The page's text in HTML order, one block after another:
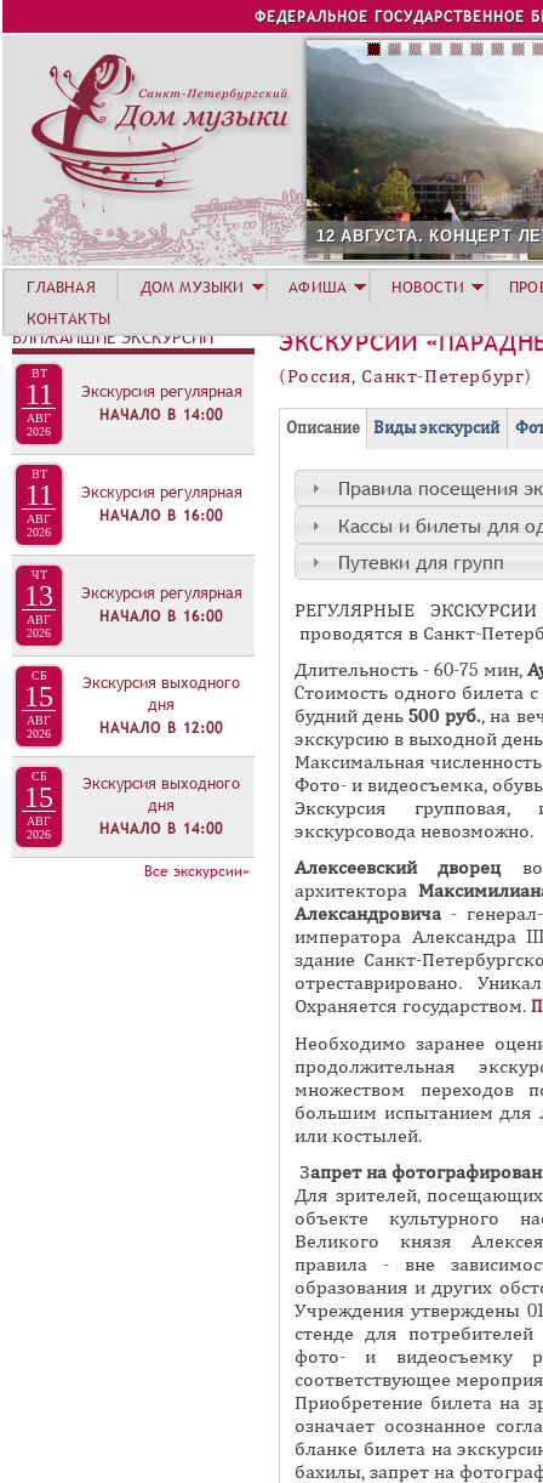
Jump to navigation
ФЕДЕРАЛЬНОЕ ГОСУДАРСТВЕННОЕ
12 АВГУСТА. КОНЦЕРТ ЛЕТНЕЙ АКАДЕМИИ. РОЗА
ЭКСКУРСИИ
(Россия, Санкт-Петербург)
Г
П
П
Л
Д
Й
Описание(
а
к
т
и
в
н
а
в
к
л
д
к
а
)
Виды экскурсий
Правила посещения
Кассы и билеты для
Путевки для групп
РЕГУЛЯРНЫЕ ЭКСКУРСИИ
проводятся в Санкт-
Длительность - 60-75 мин,
Cтоимость одного билета
будний день 500 руб., на
экскурсию в выходной
Максимальная
Фото- и видеосъемка,
Экскурсия групповая,
экскурсовода невозможно.
Алексеевский дворец
архитектора
Александровича -
императора Александра
здание Санкт-
отреставрировано.
Охраняется государством.
Необходимо заранее
продолжительная
множеством переходов
большим испытанием для
или костылей.
Запрет на
Для зрителей,
объекте культурного
Великого князя
правила - вне
образования и других
Учреждения утверждены
стенде для
фото- и видеосъемку
соответствующее
Приобретение билета на
означает осознанное
бланке билета на
бахилы, запрет на
ГЛАВНАЯ ДОМ МУЗЫКИ АФИША НОВОСТИ
КОНТАКТЫ
БЛИЖАЙШИЕ ЭКСКУРСИИ
ВТ
11
АВГ
2026
Экскурсия регулярная
НАЧАЛО В 14:00
ВТ
11
АВГ
2026
Экскурсия регулярная
НАЧАЛО В 16:00
ЧТ
13
АВГ
2026
Экскурсия регулярная
НАЧАЛО В 16:00
СБ
15
АВГ
2026
Экскурсия выходного
дня
НАЧАЛО В 12:00
СБ
15
АВГ
2026
Экскурсия выходного
дня
НАЧАЛО В 14:00
Все экскурсии»